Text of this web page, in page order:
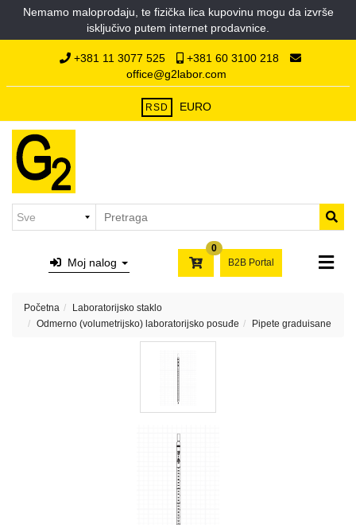
Nemamo maloprodaju, te fizička lica kupovinu mogu da izvrše
isključivo putem internet prodavnice.
+381 11 3077 525
+381 60 3100 218
office@g2labor.com
RSD EURO
Moj nalog
0
B2B Portal
Kategorije
Laboratorijska
Laboratorijsko
staklo
papiri,
syringe
Početna
Laboratorijsko staklo
Odmerno (volumetrijsko) laboratorijsko posuđe
Pipete graduisane